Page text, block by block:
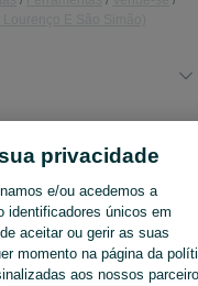
para contactares
privacidade
e/ou acedemos a
identificadores únicos em
aceitar ou gerir as suas
momento na página da
aos nossos